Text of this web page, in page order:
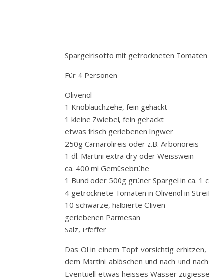
Spargelrisotto mit getrockneten Tomaten
Für 4 Personen
Olivenöl
1 Knoblauchzehe, fein gehackt
1 kleine Zwiebel, fein gehackt
etwas frisch geriebenen Ingwer
250g Carnarolireis oder z.B. Arborioreis
1 dl. Martini extra dry oder Weisswein
ca. 400 ml Gemüsebrühe
1 Bund oder 500g grüner Spargel in ca. 1
4 getrocknete Tomaten in Olivenöl in
10 schwarze, halbierte Oliven
geriebenen Parmesan
Salz, Pfeffer
Das Öl in einem Topf vorsichtig
dem Martini ablöschen und nach und
Eventuell etwas heisses Wasser